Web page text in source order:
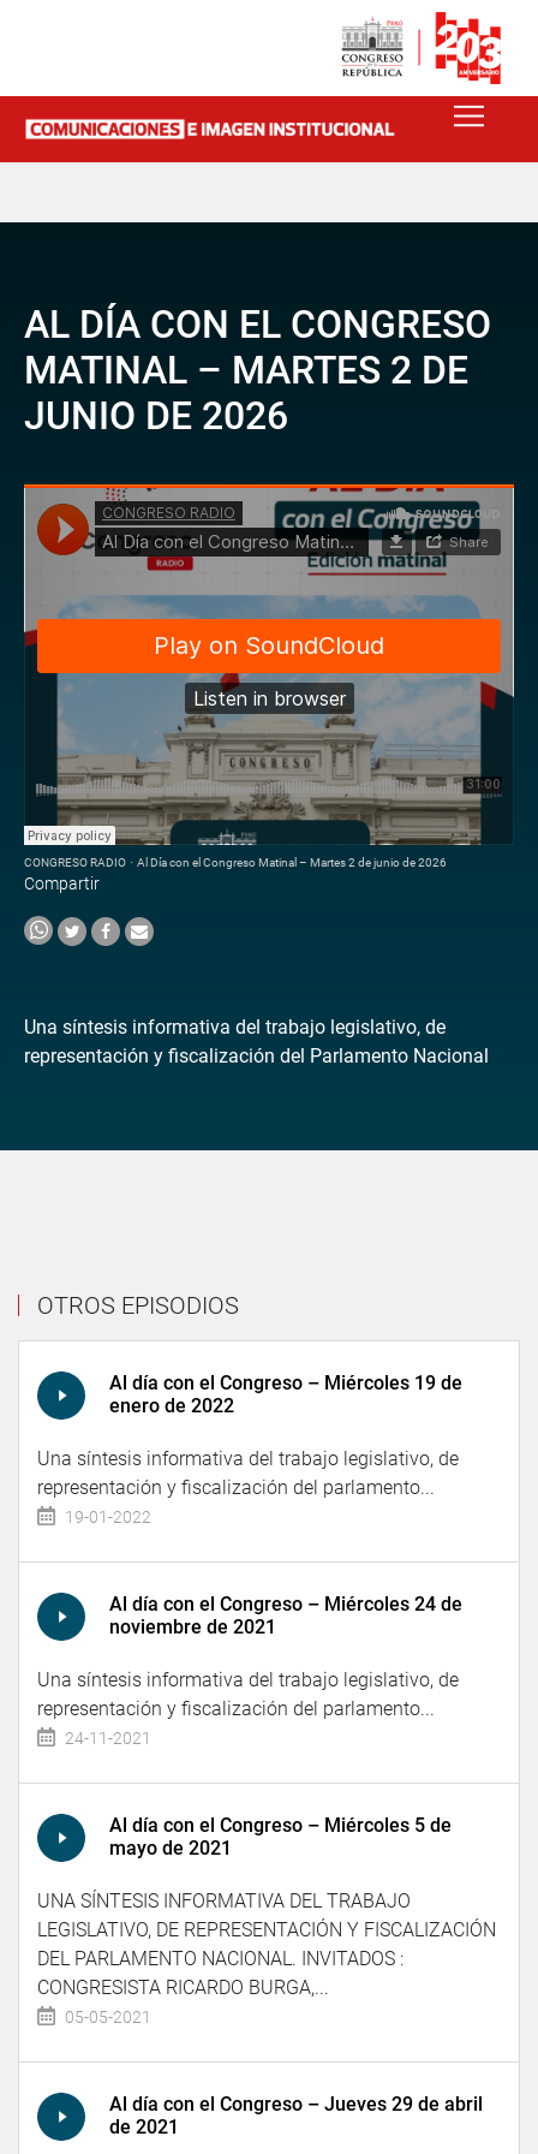
AL DÍA CON EL CONGRESO
MATINAL – MARTES 2 DE
JUNIO DE 2026
CONGRESO RADIO · Al Día con el Congreso Matinal – Martes 2 de junio de 2026
Compartir
Una síntesis informativa del trabajo legislativo, de
representación y fiscalización del Parlamento Nacional
OTROS EPISODIOS
Al día con el Congreso – Miércoles 19 de
enero de 2022
Una síntesis informativa del trabajo legislativo, de
representación y fiscalización del parlamento...
19-01-2022
Al día con el Congreso – Miércoles 24 de
noviembre de 2021
Una síntesis informativa del trabajo legislativo, de
representación y fiscalización del parlamento...
24-11-2021
Al día con el Congreso – Miércoles 5 de
mayo de 2021
UNA SÍNTESIS INFORMATIVA DEL TRABAJO
LEGISLATIVO, DE REPRESENTACIÓN Y FISCALIZACIÓN
DEL PARLAMENTO NACIONAL. INVITADOS :
CONGRESISTA RICARDO BURGA,...
05-05-2021
Al día con el Congreso – Jueves 29 de abril
de 2021